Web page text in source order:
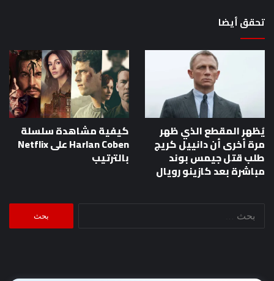
تحقق أيضا
يُظهر المقطع الذي ظهر
مرة أخرى أن دانييل كريج
طلب قتل جيمس بوند
مباشرة بعد كازينو رويال
كيفية مشاهدة سلسلة
Harlan Coben على Netflix
بالترتيب